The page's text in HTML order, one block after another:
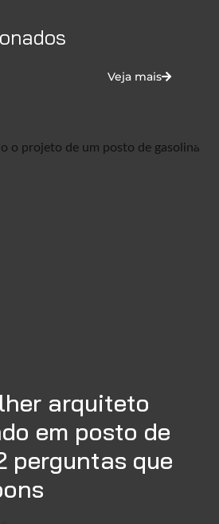
Veja mais
arquiteto
em posto de
perguntas que